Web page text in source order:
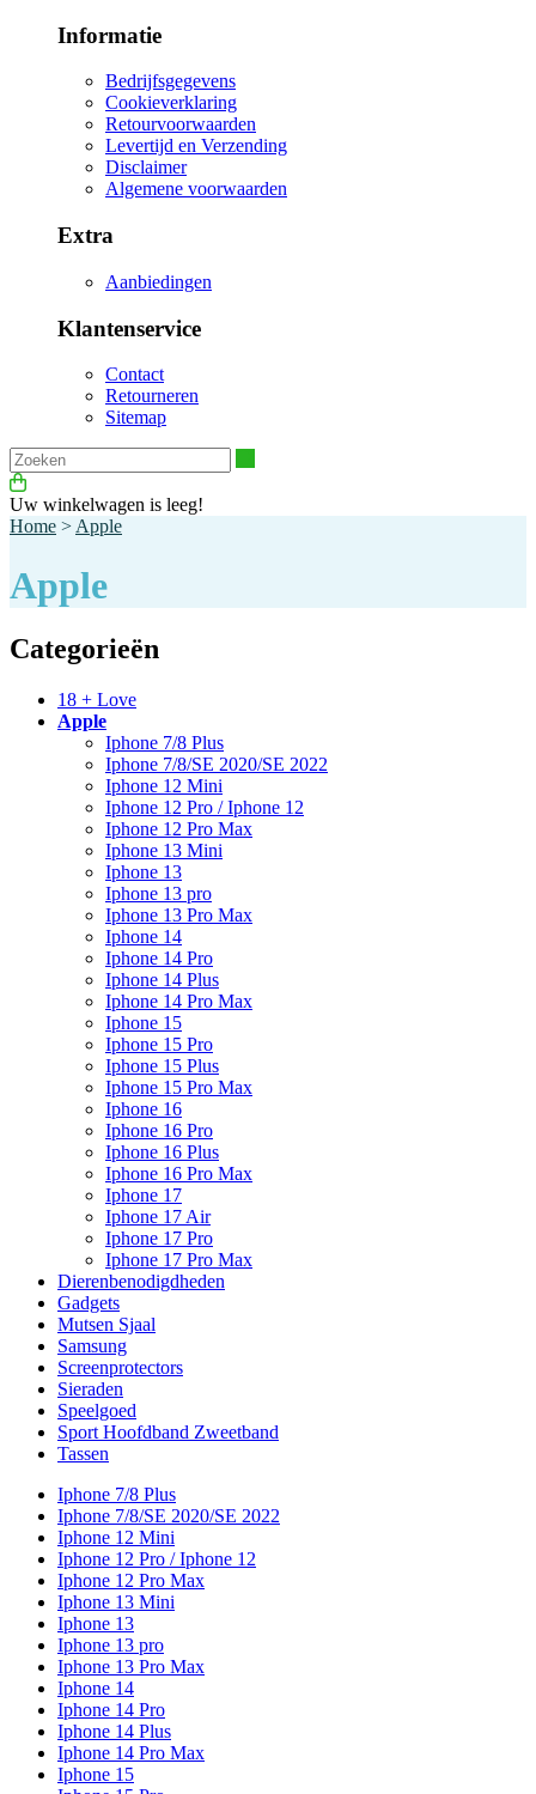
Informatie
Bedrijfsgegevens
Cookieverklaring
Retourvoorwaarden
Levertijd en Verzending
Disclaimer
Algemene voorwaarden
Extra
Aanbiedingen
Klantenservice
Contact
Retourneren
Sitemap
Uw winkelwagen is leeg!
Home > Apple
Apple
Categorieën
18 + Love
Apple
Iphone 7/8 Plus
Iphone 7/8/SE 2020/SE 2022
Iphone 12 Mini
Iphone 12 Pro / Iphone 12
Iphone 12 Pro Max
Iphone 13 Mini
Iphone 13
Iphone 13 pro
Iphone 13 Pro Max
Iphone 14
Iphone 14 Pro
Iphone 14 Plus
Iphone 14 Pro Max
Iphone 15
Iphone 15 Pro
Iphone 15 Plus
Iphone 15 Pro Max
Iphone 16
Iphone 16 Pro
Iphone 16 Plus
Iphone 16 Pro Max
Iphone 17
Iphone 17 Air
Iphone 17 Pro
Iphone 17 Pro Max
Dierenbenodigdheden
Gadgets
Mutsen Sjaal
Samsung
Screenprotectors
Sieraden
Speelgoed
Sport Hoofdband Zweetband
Tassen
Iphone 7/8 Plus
Iphone 7/8/SE 2020/SE 2022
Iphone 12 Mini
Iphone 12 Pro / Iphone 12
Iphone 12 Pro Max
Iphone 13 Mini
Iphone 13
Iphone 13 pro
Iphone 13 Pro Max
Iphone 14
Iphone 14 Pro
Iphone 14 Plus
Iphone 14 Pro Max
Iphone 15